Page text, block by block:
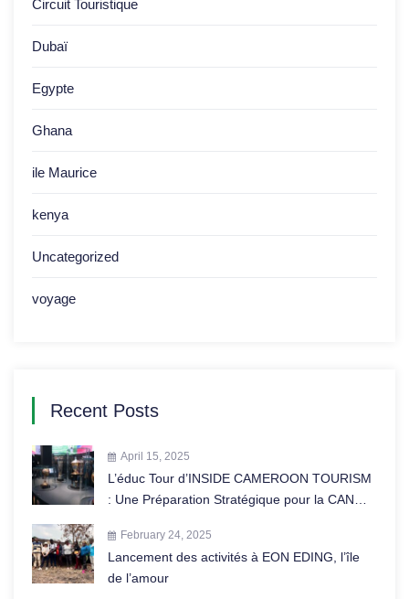
Circuit Touristique
Dubaï
Egypte
Ghana
ile Maurice
kenya
Uncategorized
voyage
Recent Posts
April 15, 2025
L’éduc Tour d’INSIDE CAMEROON TOURISM
: Une Préparation Stratégique pour la CAN
February 24, 2025
Lancement des activités à EON EDING, l’île
de l’amour